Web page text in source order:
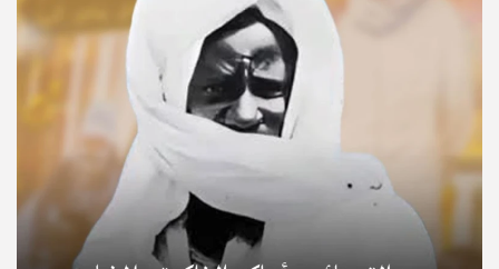
© Copyright 2025, APS